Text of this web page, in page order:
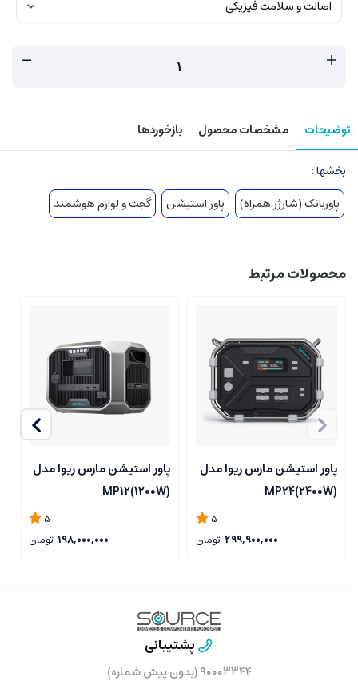
توضیحات مشخصات محصول بازخوردها
بخشها :
پاوربانک (شارژر همراه)
پاور استیشن گجت و لوازم هوشمند
محصولات مرتبط
پاور استیشن مارس ریوا مدل
MP24(2400W)
5
299,900,000 تومان
پاور استیشن مارس ریوا مدل
MP12(1200W)
5
198,000,000 تومان
پشتیبانی
۹۰۰۰۳۳۴۴ (بدون پیش شماره)